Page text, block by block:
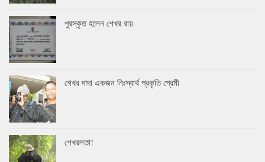
পুরস্কৃত হলেন শেখর রায়
শেখর দাদা একজন নিঃস্বার্থ প্রকৃতি প্রেমী
শেখরলতা!